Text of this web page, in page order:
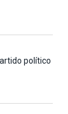
político